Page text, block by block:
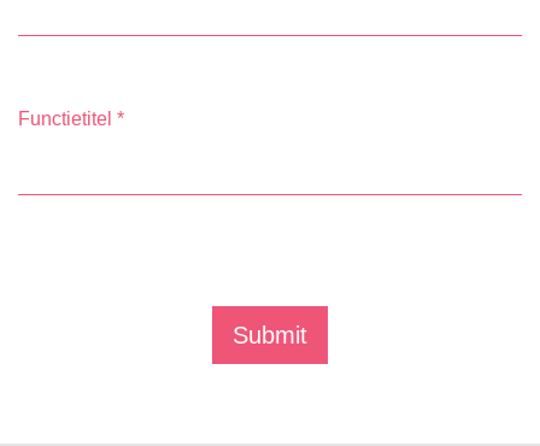
Functietitel *
Submit